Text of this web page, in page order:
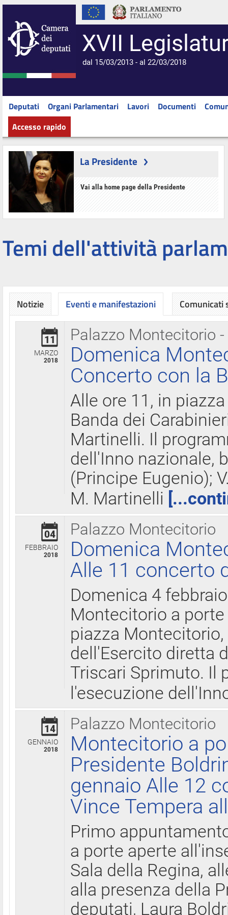
XVII
dal 15/03/2013 - al 22/03/2018
Deputati Organi Parlamentari Lavori Documenti
Accesso rapido
La Presidente
Vai alla home page della Presidente
Temi dell'attività
Notizie Eventi e manifestazioni
Palazzo Montecitorio
11
MARZO
2018
Domenica
Concerto con la
Alle ore 11, in
Banda dei
Martinelli. Il
dell'Inno nazionale,
(Principe Eugenio);
M. Martinelli
Palazzo Montecitorio
04
FEBBRAIO
2018
Domenica
Alle 11 concerto
Domenica 4
Montecitorio a
piazza
dell'Esercito diretta
Triscari Sprimuto. Il
l'esecuzione
Palazzo Montecitorio
14
GENNAIO
2018
Montecitorio a
Presidente
gennaio Alle 12
Vince Tempera
Primo
a porte aperte
Sala della Regina,
alla presenza della
deputati, Laura
Comunicati